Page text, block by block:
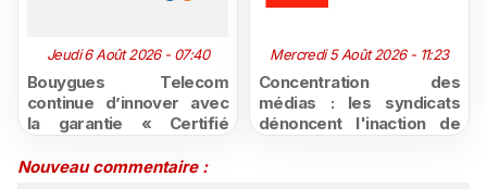
Jeudi 6 Août 2026 - 07:40
Bouygues Telecom
continue d’innover avec
la garantie « Certifié
»
Mercredi 5 Août 2026 - 11:23
Concentration des
médias : les syndicats
dénoncent l'inaction de
Nouveau commentaire :